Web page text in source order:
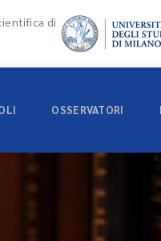
di
OSSERVATORI